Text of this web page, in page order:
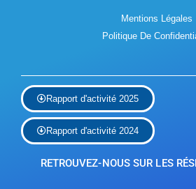
Mentions Légales
Politique De
Rapport d'activité 2025
Rapport d'activité 2024
RETROUVEZ-NOUS SUR LES